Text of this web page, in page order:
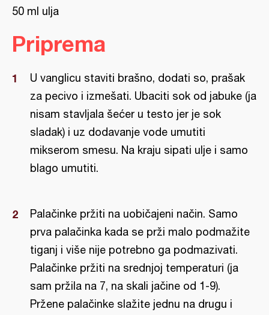
50 ml ulja
Priprema
U vanglicu staviti brašno, dodati so, prašak
za pecivo i izmešati. Ubaciti sok od jabuke (ja
nisam stavljala šećer u testo jer je sok
sladak) i uz dodavanje vode umutiti
mikserom smesu. Na kraju sipati ulje i samo
blago umutiti.
Palačinke pržiti na uobičajeni način. Samo
prva palačinka kada se prži malo podmažite
tiganj i više nije potrebno ga podmazivati.
Palačinke pržiti na srednjoj temperaturi (ja
sam pržila na 7, na skali jačine od 1-9).
Pržene palačinke slažite jednu na drugu i